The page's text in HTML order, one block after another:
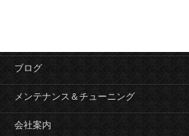
ブログ
メンテナンス＆チューニング
会社案内